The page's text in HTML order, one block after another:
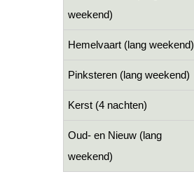
weekend)
Hemelvaart (lang weekend)
Pinksteren (lang weekend)
Kerst (4 nachten)
Oud- en Nieuw (lang
weekend)